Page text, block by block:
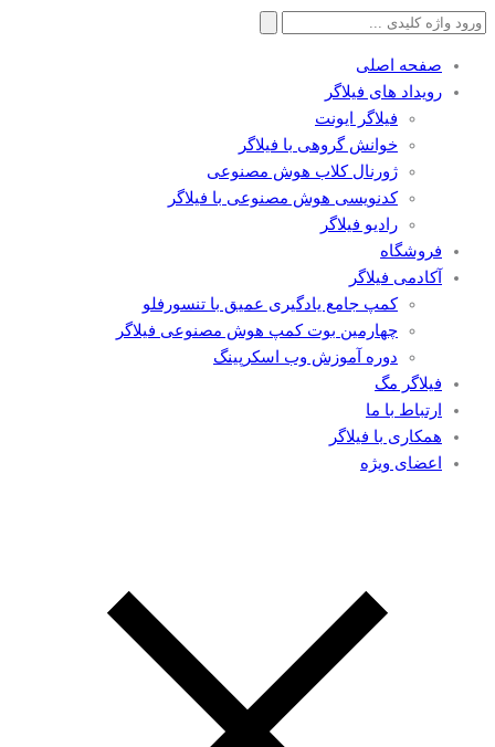
جستجو
صفحه اصلی
رویداد های فیلاگر
فیلاگر ایونت
خوانش گروهی با فیلاگر
ژورنال کلاب هوش مصنوعی
کدنویسی هوش مصنوعی با فیلاگر
رادیو فیلاگر
فروشگاه
آکادمی فیلاگر
کمپ جامع یادگیری عمیق با تنسورفلو
چهارمین بوت کمپ هوش مصنوعی فیلاگر
دوره آموزش وب اسکرپینگ
فیلاگر مگ
ارتباط با ما
همکاری با فیلاگر
اعضای ویژه